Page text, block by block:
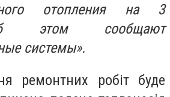
отопления на 3
этом сообщают
системы».
ремонтних робіт буде